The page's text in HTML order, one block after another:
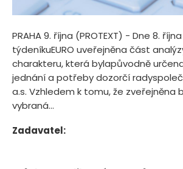
PRAHA 9. října (PROTEXT) - Dne 8.
týdeníkuEURO uveřejněna část
charakteru, která bylapůvodně
jednání a potřeby dozorčí
a.s. Vzhledem k tomu, že zveřejněna
vybraná...
Zadavatel: